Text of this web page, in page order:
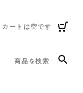
カートは空です
商品を検索